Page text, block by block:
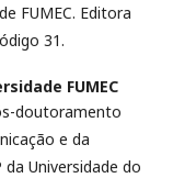
FUMEC. Editora
31.
FUMEC
doutoramento
e da
Universidade do